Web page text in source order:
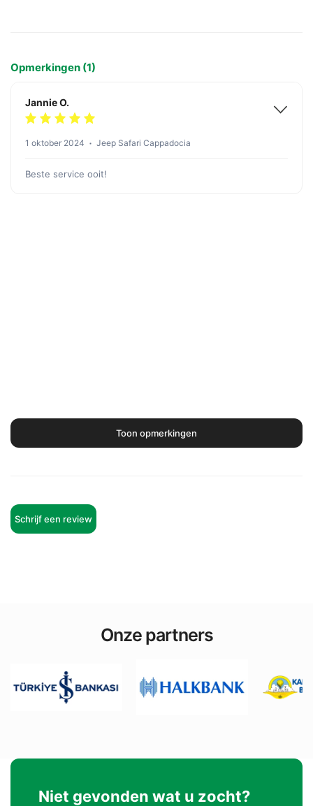
Opmerkingen (1)
Jannie O.
1 oktober 2024 Jeep Safari Cappadocia
Beste service ooit!
Toon opmerkingen
Schrijf een review
Onze partners
Niet gevonden wat u zocht?